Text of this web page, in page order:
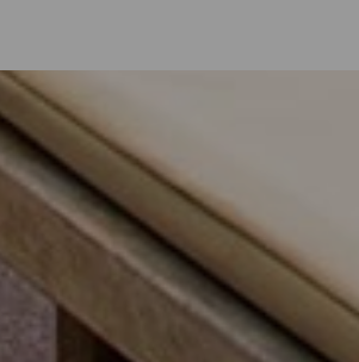
og med alle typer service og omsorg:
av de beste overnattingsstedene
av fra hverdagen i flere dager.